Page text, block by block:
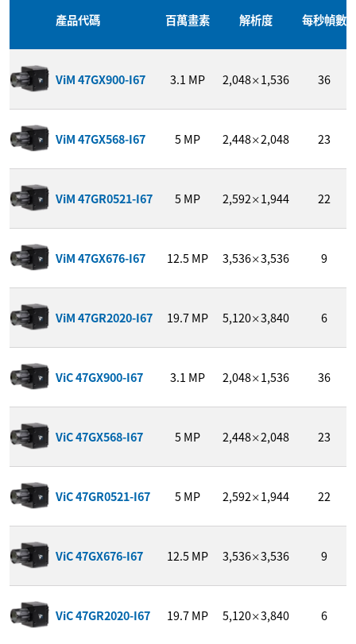
產品代碼 百萬畫素 解析度 每秒幀數
ViM 47GX900-I67 3.1 MP 2,048×1,536 36
ViM 47GX568-I67 5MP 2,448×2,048 23
ViM 47GR0521-I67 5MP 2,592×1,944 22
ViM 47GX676-I67 12.5MP 3,536×3,536 9
ViM 47GR2020-I67 19.7MP 5,120×3,840 6
ViC 47GX900-I67 3.1 MP 2,048×1,536 36
ViC 47GX568-I67 5MP 2,448×2,048 23
ViC 47GR0521-I67 5MP 2,592×1,944 22
ViC 47GX676-I67 12.5MP 3,536×3,536 9
ViC 47GR2020-I67 19.7MP 5,120×3,840 6